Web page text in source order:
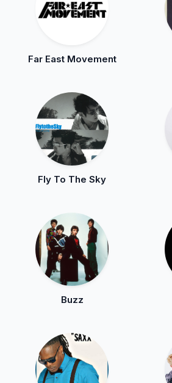
Far East Movement
Fly To The Sky
Buzz